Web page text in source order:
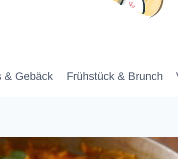
& Gebäck Frühstück & Brunch